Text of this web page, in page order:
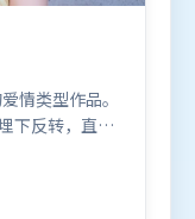
情类型作品。
下反转，直至
造出强烈地
卓、肖战、
年4月19日